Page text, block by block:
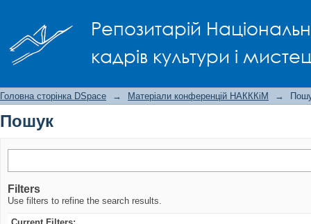
Репозитарій
кадрів культури і
Головна сторінка DSpace → Матеріали конференцій НАКККіМ →
Пошук
Filters
Use filters to refine the search results.